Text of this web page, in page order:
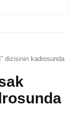
dizisinin kadrosunda